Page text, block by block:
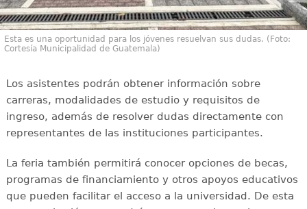
Esta es una oportunidad para los jóvenes resuelvan sus dudas. (Foto:
Cortesía Municipalidad de Guatemala)
Los asistentes podrán obtener información sobre
carreras, modalidades de estudio y requisitos de
ingreso, además de resolver dudas directamente con
representantes de las instituciones participantes.
La feria también permitirá conocer opciones de becas,
programas de financiamiento y otros apoyos educativos
que pueden facilitar el acceso a la universidad. De esta